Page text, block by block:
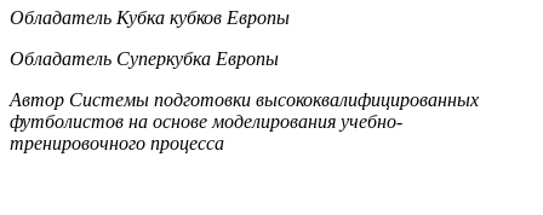
Обладатель Кубка кубков Европы
Обладатель Суперкубка Европы
Автор Системы подготовки высококвалифицированных
футболистов на основе моделирования учебно-
тренировочного процесса